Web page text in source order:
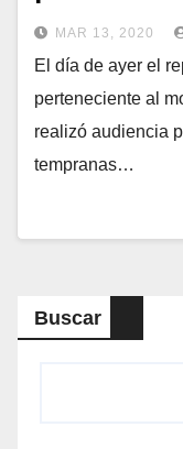
MAR 13, 2020
El día de ayer el
perteneciente al
realizó audiencia
tempranas…
Buscar